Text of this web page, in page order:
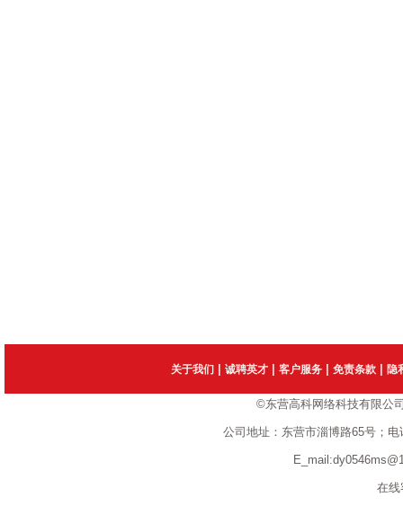
关于我们 诚聘英才 客户服务 免责条款 隐
©东营高科网络科技有限公
公司地址：东营市淄博路65号；
在线